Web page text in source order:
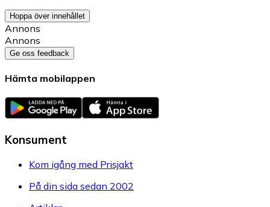
Hoppa över innehållet
Annons
Annons
Ge oss feedback
Hämta mobilappen
Konsument
Kom igång med Prisjakt
På din sida sedan 2002